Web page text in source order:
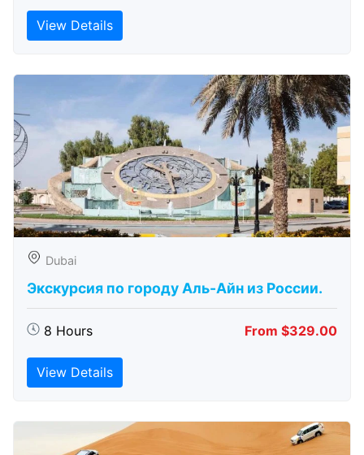
View Details
Dubai
Экскурсия по городу Аль-Айн из России.
8 Hours From $329.00
View Details